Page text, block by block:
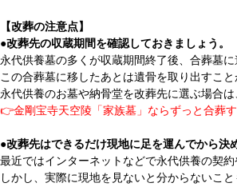
【改葬の注意点】
●改葬先の収蔵期間を確認しておきましょう。
永代供養墓の多くが収蔵期間終了後、合葬墓
この合葬墓に移したあとは遺骨を取り出すこ
永代供養のお墓や納骨堂を改葬先に選ぶ場合
👉金剛宝寺天空陵「家族墓」ならずっと合葬
●改葬先はできるだけ現地に足を運んでから決
最近ではインターネットなどで永代供養の契
しかし、実際に現地を見ないと分からないこ